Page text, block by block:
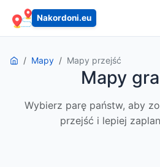
Nakordoni.eu
Mapy Mapy przejść
Mapy
Wybierz parę państw, aby
przejść i lepiej